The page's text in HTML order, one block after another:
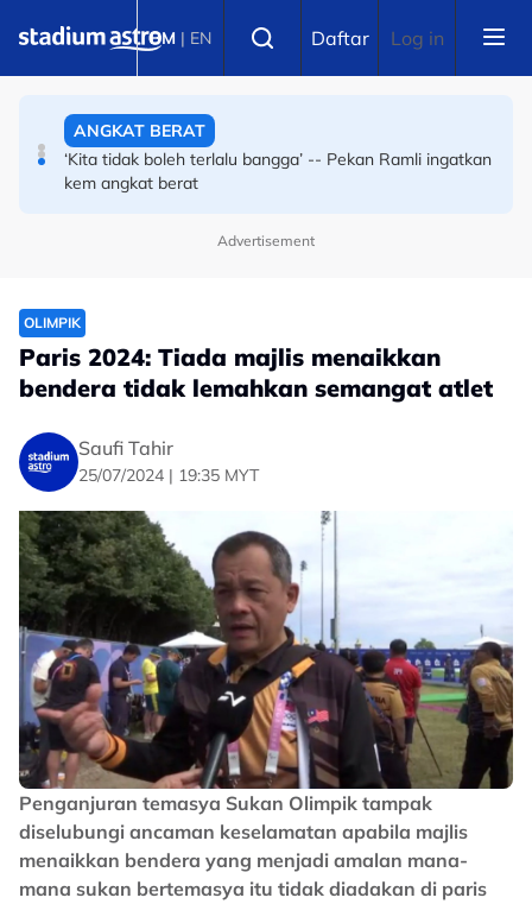
BM | EN Daftar Log in
Nur Ziyan Zahirah cipta sejarah, bakal jadi pengadil
ANGKAT BERAT
‘Kita tidak boleh terlalu bangga’ -- Pekan Ramli ingatkan
kem angkat berat
Advertisement
OLIMPIK
Paris 2024: Tiada majlis menaikkan
bendera tidak lemahkan semangat atlet
Saufi Tahir
25/07/2024 | 19:35 MYT
Penganjuran temasya Sukan Olimpik tampak
diselubungi ancaman keselamatan apabila majlis
menaikkan bendera yang menjadi amalan mana-
mana sukan bertemasya itu tidak diadakan di paris